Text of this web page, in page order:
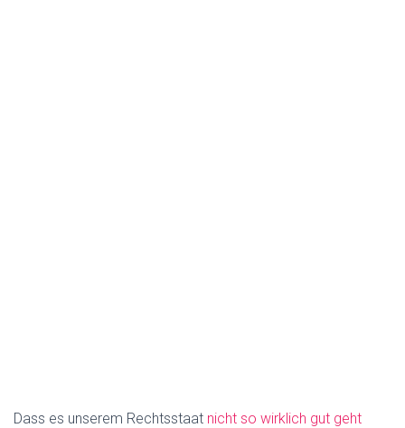
Dass es unserem Rechtsstaat nicht so wirklich gut geht